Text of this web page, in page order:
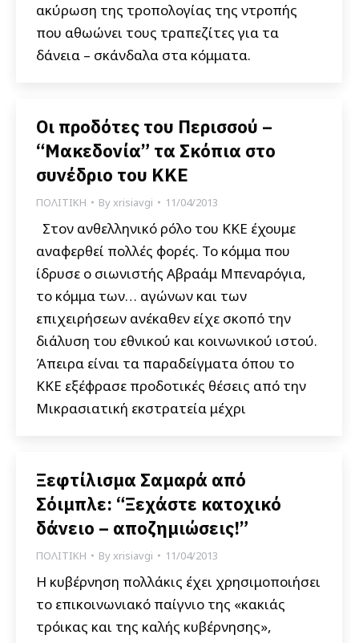
ακύρωση της τροπολογίας της ντροπής
που αθωώνει τους τραπεζίτες για τα
δάνεια – σκάνδαλα στα κόμματα.
Οι προδότες του Περισσού –
“Μακεδονία” τα Σκόπια στο
συνέδριο του ΚΚΕ
ΠΟΛΙΤΙΚΗ Byxrisiavgi 11/04/2013
Στον ανθελληνικό ρόλο του ΚΚΕ έχουμε
αναφερθεί πολλές φορές. Το κόμμα που
ίδρυσε ο σιωνιστής Αβραάμ Μπεναρόγια,
το κόμμα των… αγώνων και των
επιχειρήσεων ανέκαθεν είχε σκοπό την
διάλυση του εθνικού και κοινωνικού ιστού.
Άπειρα είναι τα παραδείγματα όπου το
ΚΚΕ εξέφρασε προδοτικές θέσεις από την
Μικρασιατική εκστρατεία μέχρι
Ξεφτίλισμα Σαμαρά από
Σόιμπλε: “Ξεχάστε κατοχικό
δάνειο – αποζημιώσεις!”
ΠΟΛΙΤΙΚΗ Byxrisiavgi 11/04/2013
Η κυβέρνηση πολλάκις έχει χρησιμοποιήσει
το επικοινωνιακό παίγνιο της «κακιάς
τρόικας και της καλής κυβέρνησης»,